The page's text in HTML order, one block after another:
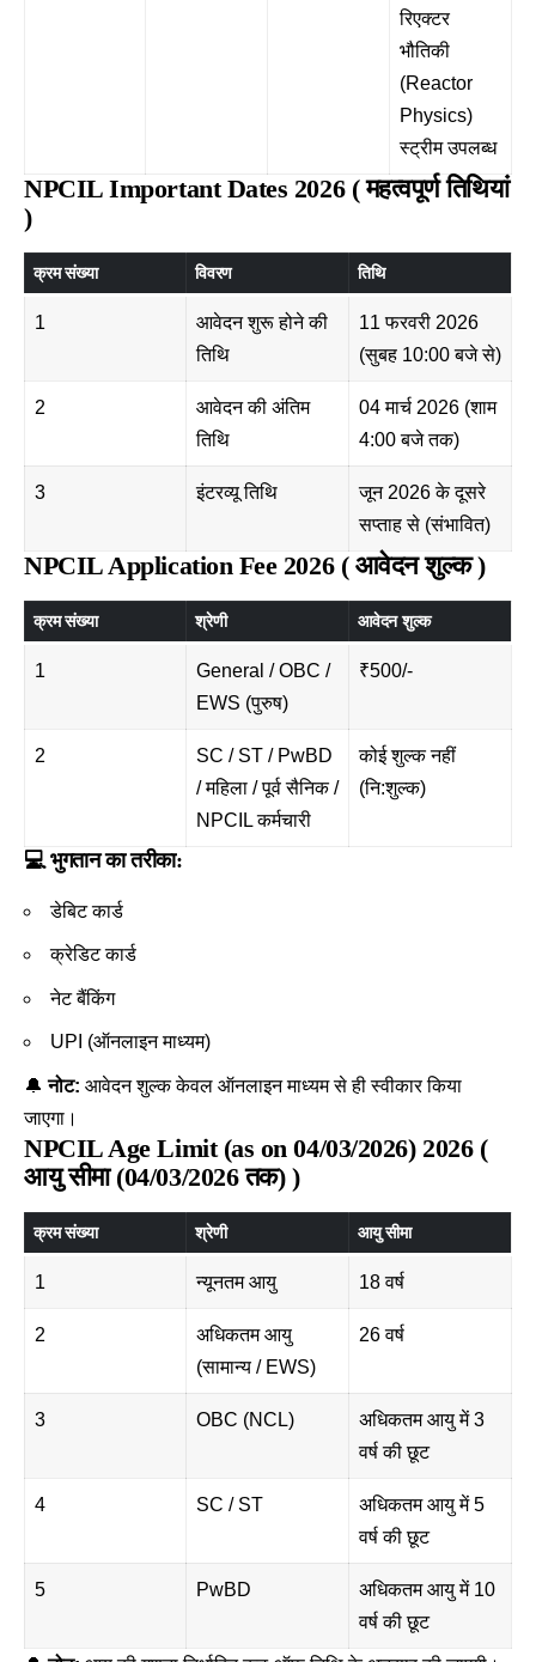
रिएक्टर
भौतिकी
(Reactor
Physics)
स्ट्रीम उपलब्ध
NPCIL Important Dates 2026 ( महत्वपूर्ण तिथियां
)
क्रम संख्या विवरण तिथि
1
आवेदन शुरू होने की
तिथि
11 फरवरी 2026
(सुबह 10:00 बजे से)
2
आवेदन की अंतिम
तिथि
04 मार्च 2026 (शाम
4:00 बजे तक)
3 इंटरव्यू तिथि
जून 2026 के दूसरे
सप्ताह से (संभावित)
NPCIL Application Fee 2026 ( आवेदन शुल्क )
क्रम संख्या श्रेणी आवेदन शुल्क
1
General / OBC /
EWS (पुरुष)
₹500/-
2
SC / ST / PwBD
/ महिला / पूर्व सैनिक /
NPCIL कर्मचारी
कोई शुल्क नहीं
(नि:शुल्क)
💻 भुगतान का तरीका:
डेबिट कार्ड
क्रेडिट कार्ड
नेट बैंकिंग
UPI (ऑनलाइन माध्यम)
🔔नोट: आवेदन शुल्क केवल ऑनलाइन माध्यम से ही स्वीकार किया
जाएगा।
NPCIL Age Limit (as on 04/03/2026) 2026 (
आयु सीमा (04/03/2026 तक) )
क्रम संख्या श्रेणी आयु सीमा
1 न्यूनतम आयु 18 वर्ष
2
अधिकतम आयु
(सामान्य / EWS)
26 वर्ष
3 OBC (NCL)
अधिकतम आयु में 3
वर्ष की छूट
4 SC / ST
अधिकतम आयु में 5
वर्ष की छूट
5 PwBD
अधिकतम आयु में 10
वर्ष की छूट